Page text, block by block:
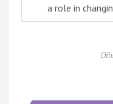
a role in